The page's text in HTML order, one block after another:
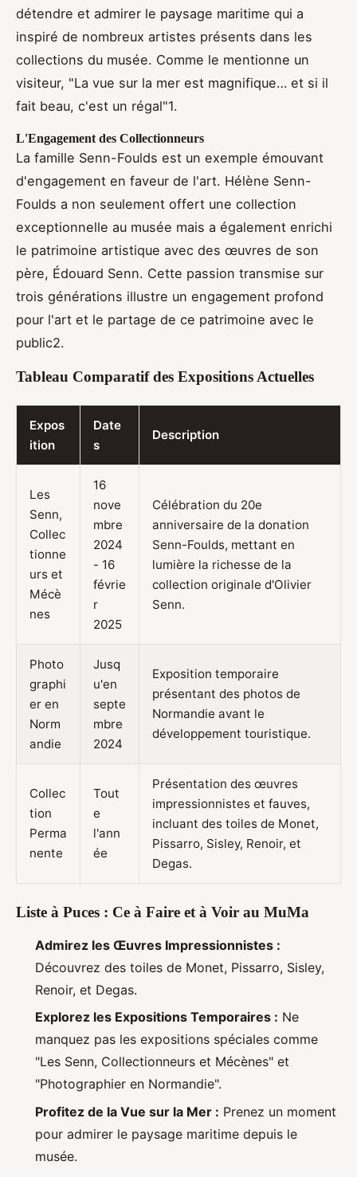
détendre et admirer le paysage maritime qui a
inspiré de nombreux artistes présents dans les
collections du musée. Comme le mentionne un
visiteur, "La vue sur la mer est magnifique… et si il
fait beau, c'est un régal"1.
L'Engagement des Collectionneurs
La famille Senn-Foulds est un exemple émouvant
d'engagement en faveur de l'art. Hélène Senn-
Foulds a non seulement offert une collection
exceptionnelle au musée mais a également enrichi
le patrimoine artistique avec des œuvres de son
père, Édouard Senn. Cette passion transmise sur
trois générations illustre un engagement profond
pour l'art et le partage de ce patrimoine avec le
public2.
Tableau Comparatif des Expositions Actuelles
Expos
ition
Date
s
Description
Les
Senn,
Collec
tionne
urs et
Mécè
nes
16
nove
mbre
2024
- 16
févrie
r
2025
Célébration du 20e
anniversaire de la donation
Senn-Foulds, mettant en
lumière la richesse de la
collection originale d'Olivier
Senn.
Photo
graphi
er en
Norm
andie
Jusq
u'en
septe
mbre
2024
Exposition temporaire
présentant des photos de
Normandie avant le
développement touristique.
Collec
tion
Perma
nente
Tout
e
l'ann
ée
Présentation des œuvres
impressionnistes et fauves,
incluant des toiles de Monet,
Pissarro, Sisley, Renoir, et
Degas.
Liste à Puces : Ce à Faire et à Voir au MuMa
Admirez les Œuvres Impressionnistes :
Découvrez des toiles de Monet, Pissarro, Sisley,
Renoir, et Degas.
Explorez les Expositions Temporaires : Ne
manquez pas les expositions spéciales comme
"Les Senn, Collectionneurs et Mécènes" et
"Photographier en Normandie".
Profitez de la Vue sur la Mer : Prenez un moment
pour admirer le paysage maritime depuis le
musée.